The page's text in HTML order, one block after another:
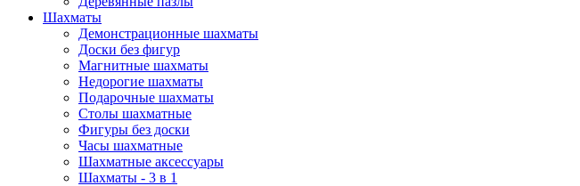
Шахматы
Демонстрационные шахматы
Доски без фигур
Магнитные шахматы
Недорогие шахматы
Подарочные шахматы
Столы шахматные
Фигуры без доски
Часы шахматные
Шахматные аксессуары
Шахматы - 3 в 1